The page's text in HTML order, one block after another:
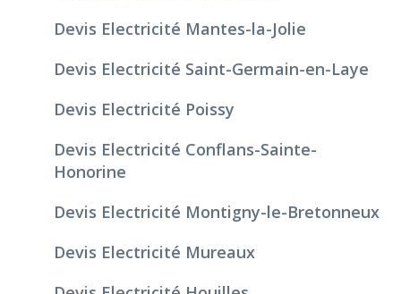
Devis Electricité Mantes-la-Jolie
Devis Electricité Saint-Germain-en-Laye
Devis Electricité Poissy
Devis Electricité Conflans-Sainte-
Honorine
Devis Electricité Montigny-le-Bretonneux
Devis Electricité Mureaux